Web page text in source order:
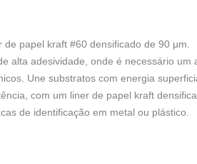
papel kraft #60 densificado de 90 µm.
alta adesividade, onde é necessário um
Une substratos com energia
com um liner de papel kraft
de identificação em metal ou plástico.